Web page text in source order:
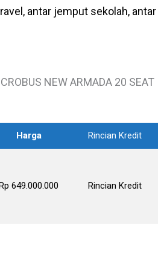
antar jemput sekolah, antar
NEW ARMADA 20 SEAT
Harga Rincian Kredit
649.000.000 Rincian Kredit